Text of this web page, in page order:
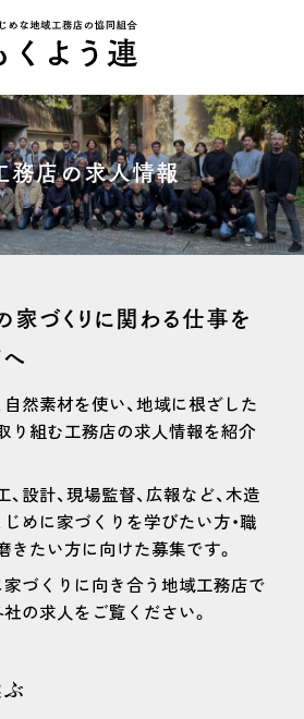
務店の求人情報
づくりに関わる仕事を
自然素材を使い、地域に根ざした
り組む工務店の求人情報を紹介
設計、現場監督、広報など、木造
じめに家づくりを学びたい方・職
きたい方に向けた募集です。
家づくりに向き合う地域工務店で
の求人をご覧ください。